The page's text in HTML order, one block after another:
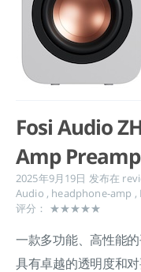
Fosi Audio
Amp Preamp
2025年9月19日 发布在
Audio , headphone-amp ,
评分： ★★★★★
一款多功能、高性能
具有卓越的透明度和